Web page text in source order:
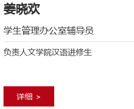
姜晓欢
学生管理办公室辅导员
负责人文学院汉语进修生
详细 >